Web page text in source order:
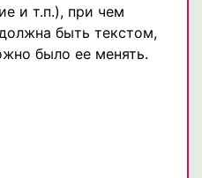
и т.п.), при чем
быть текстом,
было ее менять.